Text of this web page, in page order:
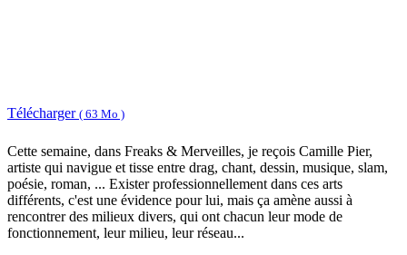
Télécharger ( 63 Mo )
Cette semaine, dans Freaks & Merveilles, je reçois Camille Pier,
artiste qui navigue et tisse entre drag, chant, dessin, musique, slam,
poésie, roman, ... Exister professionnellement dans ces arts
différents, c'est une évidence pour lui, mais ça amène aussi à
rencontrer des milieux divers, qui ont chacun leur mode de
fonctionnement, leur milieu, leur réseau...